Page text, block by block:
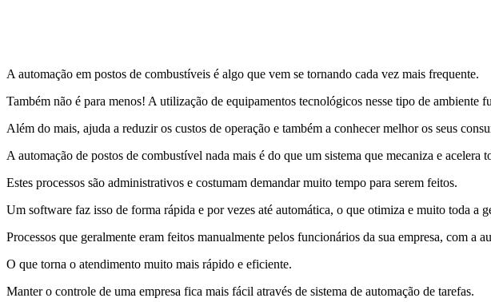
A automação em postos de combustíveis é algo que vem se tornando cada vez mais frequente.
Também não é para menos! A utilização de equipamentos tecnológicos nesse tipo de ambiente
Além do mais, ajuda a reduzir os custos de operação e também a conhecer melhor os seus
A automação de postos de combustível nada mais é do que um sistema que mecaniza e
Estes processos são administrativos e costumam demandar muito tempo para serem feitos.
Um software faz isso de forma rápida e por vezes até automática, o que otimiza e muito toda a
Processos que geralmente eram feitos manualmente pelos funcionários da sua empresa, com a
O que torna o atendimento muito mais rápido e eficiente.
Manter o controle de uma empresa fica mais fácil através de sistema de automação de tarefas.